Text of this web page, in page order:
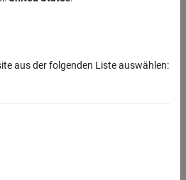
aus der folgenden Liste auswählen: